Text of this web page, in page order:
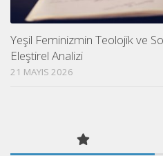
Yeşil Feminizmin Teolojik ve
Eleştirel Analizi
21 MAYIS 2026